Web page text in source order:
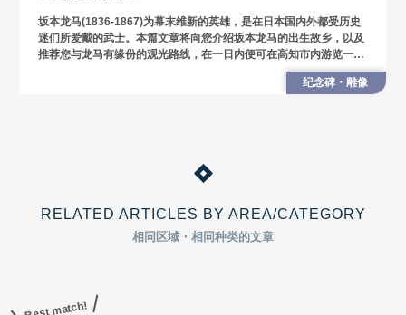
坂本龙马(1836-1867)为幕末维新的英雄，是在日本国内外都受历史
迷们所爱戴的武士。本篇文章将向您介绍坂本龙马的出生故乡，以及
推荐您与龙马有缘份的观光路线，在一日内便可在高知市内游览一
纪念碑・雕像
RELATED ARTICLES BY AREA/CATEGORY
相同区域・相同种类的文章